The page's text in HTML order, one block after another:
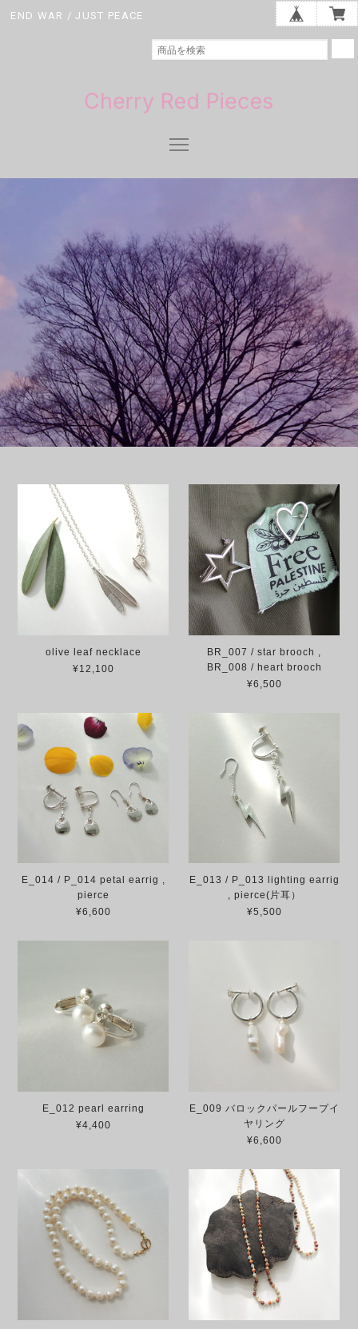
END WAR / JUST PEACE
olive leaf necklace
¥12,100
BR_007 / star brooch ,
BR_008 / heart brooch
¥6,500
E_014 / P_014 petal earrig ,
pierce
¥6,600
E_013 / P_013 lighting earrig
, pierce(片耳）
¥5,500
E_012 pearl earring
¥4,400
E_009 バロックパールフープイ
ヤリング
¥6,600